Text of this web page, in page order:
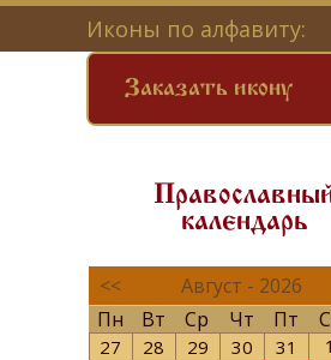
Иконы по алфавиту:
Заказать икону
календарь
<< Август - 2026
Пн
Вт Ср Чт Пт
27 28 29 30 31 1